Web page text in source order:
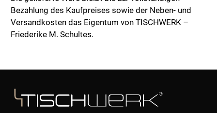
Bezahlung des Kaufpreises sowie der Neben- und
Versandkosten das Eigentum von TISCHWERK –
Friederike M. Schultes.